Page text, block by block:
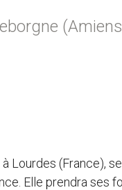
Lourdes (France),
Elle prendra ses